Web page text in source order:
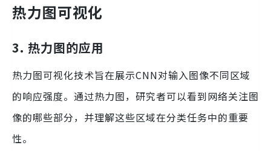
热力图可视化
3. 热力图的应用
热力图可视化技术旨在展示CNN对输入图像不同区域
的响应强度。通过热力图，研究者可以看到网络关注图
像的哪些部分，并理解这些区域在分类任务中的重要
性。